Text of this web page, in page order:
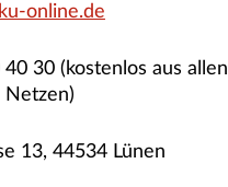
online.de
30 (kostenlos aus allen
Netzen)
13, 44534 Lünen